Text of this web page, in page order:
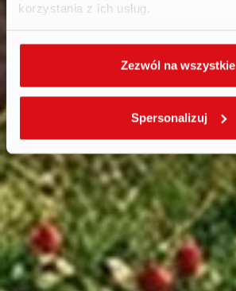
korzystania z ich usług.
Zezwól na wszystkie
Spersonalizuj